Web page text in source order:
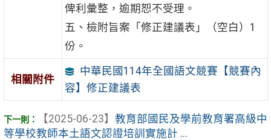
俾利彙整，逾期恕不受理。
五、檢附旨案「修正建議表」（空白）1
份。
相關附件
中華民國114年全國語文競賽【競賽內
容】修正建議表
【2025-06-23】 教育部國民及學前教育署高級中
等學校教師本土語文認證培訓實施計 ...